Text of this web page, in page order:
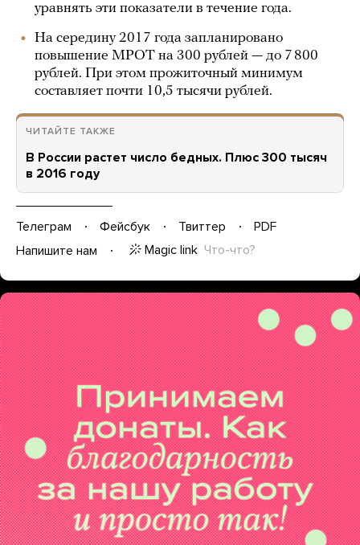
уравнять эти показатели в течение года.
На середину 2017 года запланировано
повышение МРОТ на 300 рублей — до 7 800
рублей. При этом прожиточный минимум
составляет почти 10,5 тысячи рублей.
ЧИТАЙТЕ ТАКЖЕ
В России растет число бедных. Плюс 300 тысяч
в 2016 году
Телеграм Фейсбук Твиттер
PDF
Напишите нам
Magic link Что-что?